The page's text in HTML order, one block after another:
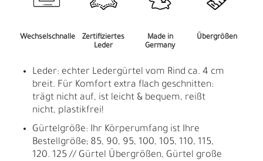
Wechselschnalle
Zertifiziertes
Leder
Made in
Germany
Übergrößen
Leder: echter Ledergürtel vom Rind ca. 4 cm
breit. Für Komfort extra flach geschnitten:
trägt nicht auf, ist leicht & bequem, reißt
nicht, plastikfrei!
Gürtelgröße: Ihr Körperumfang ist Ihre
Bestellgröße; 85, 90, 95, 100, 105, 110, 115,
120. 125 // Gürtel Übergrößen, Gürtel große